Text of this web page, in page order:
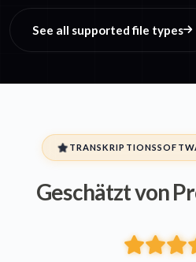
See all supported file types
Geschätzt von